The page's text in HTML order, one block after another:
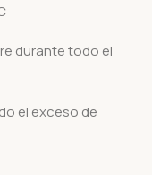
durante todo el
el exceso de